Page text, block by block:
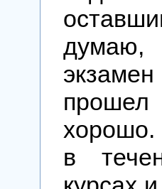
хорошо.
в